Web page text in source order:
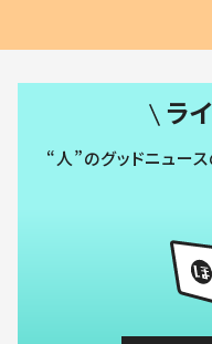
ラ
“人”のグッドニュー